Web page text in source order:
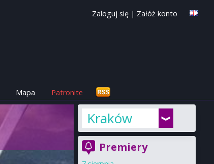
Zaloguj się | Załóż konto
Mapa Patronite
Kraków
Premiery